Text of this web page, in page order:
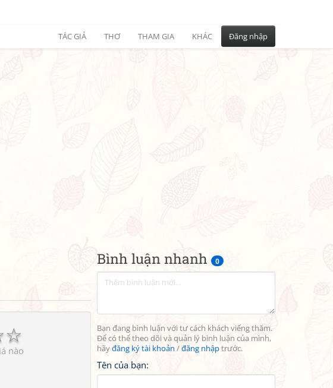
TÁC GIẢ THƠ THAM GIA KHÁC Đăng nhập
Bình luận nhanh 0
Bạn đang bình luận với tư cách khách viếng thăm.
Để có thể theo dõi và quản lý bình luận của mình,
hãyđăng ký tài khoản /đăng nhậptrước.
Tên của bạn:
☆
nào